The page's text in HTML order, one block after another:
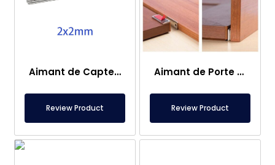
Aimant de Capteur – 2×2 mm
Review Product
Aimant de Porte de Caravane
Review Product